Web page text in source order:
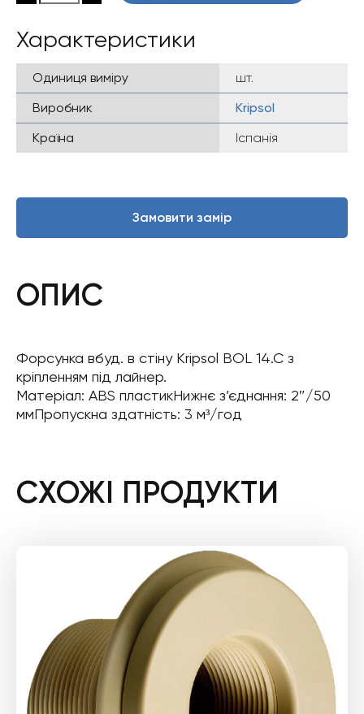
Характеристики
Одиниця виміру
шт.
Виробник
Kripsol
Країна
Іспанія
Замовити замір
ОПИС
Форсунка вбуд. в стіну Kripsol BOL 14.C з
кріпленням під лайнер.
Матеріал: ABS пластикНижнє з’єднання: 2″/50
ммПропускна здатність: 3 м³/год
СХОЖІ ПРОДУКТИ